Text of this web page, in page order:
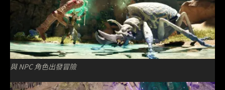
與 NPC 角色出發冒險